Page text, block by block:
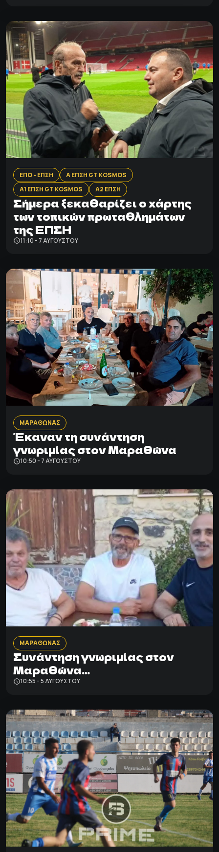
ΕΠΟ - ΕΠΣΗ
Α ΕΠΣΗ GT KOSMOS
Α1 ΕΠΣΗ GT KOSMOS
Α2 ΕΠΣΗ
Σήμερα ξεκαθαρίζει ο χάρτης
των τοπικών πρωταθλημάτων
της ΕΠΣΗ
11:10 - 7 ΑΥΓΟΎΣΤΟΥ
ΜΑΡΑΘΩΝΑΣ
Έκαναν τη συνάντηση
γνωριμίας στον Μαραθώνα
10:50 - 7 ΑΥΓΟΎΣΤΟΥ
ΜΑΡΑΘΩΝΑΣ
Συνάντηση γνωριμίας στον
Μαραθώνα…
10:55 - 5 ΑΥΓΟΎΣΤΟΥ